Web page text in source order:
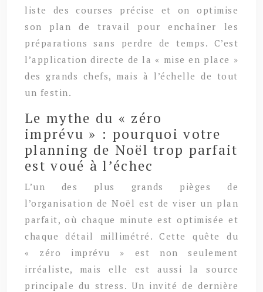
liste des courses précise et on optimise
son plan de travail pour enchaîner les
préparations sans perdre de temps. C’est
l’application directe de la « mise en place »
des grands chefs, mais à l’échelle de tout
un festin.
Le mythe du « zéro
imprévu » : pourquoi votre
planning de Noël trop parfait
est voué à l’échec
L’un des plus grands pièges de
l’organisation de Noël est de viser un plan
parfait, où chaque minute est optimisée et
chaque détail millimétré. Cette quête du
« zéro imprévu » est non seulement
irréaliste, mais elle est aussi la source
principale du stress. Un invité de dernière